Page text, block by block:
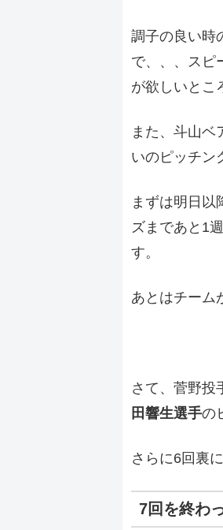
調子の良い時
で、、、スピ
が欲しいとこ
また、斗山ベ
いのピッチン
まずは明日以
ズまであと1
す。
あとはチーム
さて、菅野投
田響生選手の
さらに6回裏
7回を終わ